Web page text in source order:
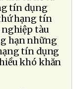
tín dụng
hạng tín
nghiệp tàu
hạn những
tín dụng
khó khăn